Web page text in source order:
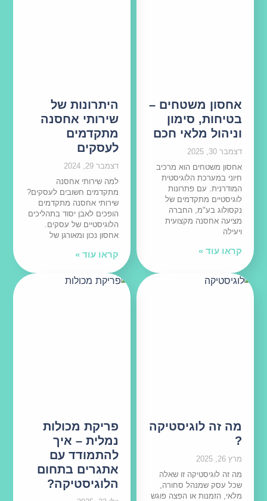
אחסון משטחים –
בטיחות, סימון
וניהול מלאי חכם
דצמבר 30, 2025
אחסון משטחים הוא מרכיב
חיוני במערכת הלוגיסטית
המודרנית. עם פתרונות
לוגיסטיים מתקדמים של
נקסולוג בע"מ, החברה
מציעה אחסנה מקצועית
ויעילה
קראו עוד »
היתרונות של
שירותי אחסנה
מתקדמים
לעסקים
דצמבר 29, 2024
למה שירותי אחסנה
מתקדמים חשובים לעסקים?
שירותי אחסנה מתקדמים
הופכים לאבן יסוד בתהליכים
הלוגיסטיים של עסקים.
אחסון נכון ומאורגן של
קראו עוד »
מה זה לוגיסטיקה
?
מרץ 26, 2025
מה זה לוגיסטיקה זו שאלה
שכל עסק שמנהל סחורה,
מלאי, הזמנות או הפצה פוגש
פריקת מכולות
נמלית – איך
להתמודד עם
אתגרים בתחום
הלוגיסטיקה?